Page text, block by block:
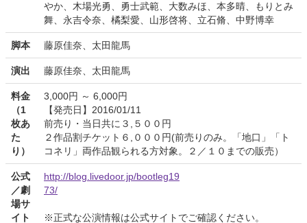
やか、木場光勇、勇士武範、大数みほ、本多晴、もりとみ
舞、永吉令奈、橘梨愛、山形啓将、立石脩、中野博幸
脚本 藤原佳奈、太田龍馬
演出 藤原佳奈、太田龍馬
料金
（1
枚あ
た
り）
3,000円 ～ 6,000円
【発売日】2016/01/11
前売り・当日共に３,５００円
２作品割チケット６,０００円(前売りのみ。「地口」「ト
コネリ」両作品観られる方対象。２／１０までの販売）
公式
／劇
場サ
イト
http://blog.livedoor.jp/bootleg19
73/
※正式な公演情報は公式サイトでご確認ください。